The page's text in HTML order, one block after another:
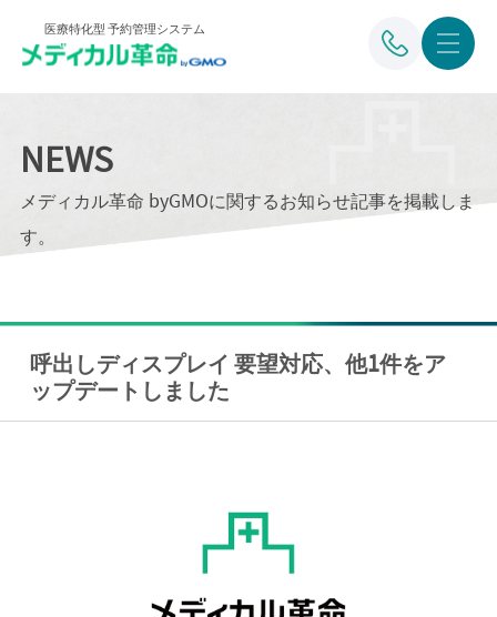
医療特化型 予約管理システム
NEWS
メディカル革命 byGMOに関するお知らせ記事を掲載しま
す。
呼出しディスプレイ 要望対応、他1件をア
ップデートしました